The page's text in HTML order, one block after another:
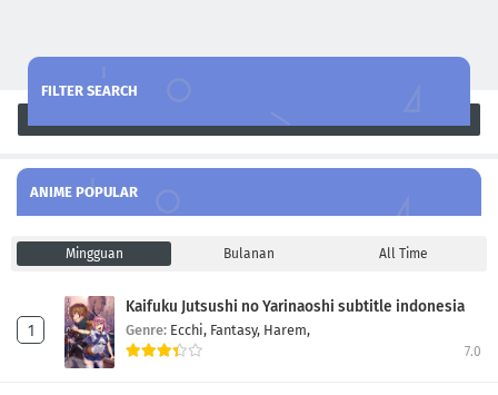
FILTER SEARCH
ANIME POPULAR
Mingguan Bulanan All Time
Kaifuku Jutsushi no Yarinaoshi subtitle indonesia
Genre: Ecchi, Fantasy, Harem,
7.0